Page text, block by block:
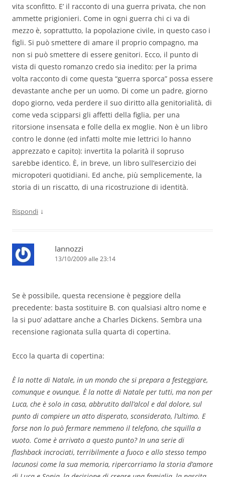
vita sconfitto. E’ il racconto di una guerra privata, che non
ammette prigionieri. Come in ogni guerra chi ci va di
mezzo è, soprattutto, la popolazione civile, in questo caso i
figli. Si può smettere di amare il proprio compagno, ma
non si può smettere di essere genitori. Ecco, il punto di
vista di questo romanzo credo sia inedito: per la prima
volta racconto di come questa “guerra sporca” possa essere
devastante anche per un uomo. Di come un padre, giorno
dopo giorno, veda perdere il suo diritto alla genitorialità, di
come veda scipparsi gli affetti della figlia, per una
ritorsione insensata e folle della ex moglie. Non è un libro
contro le donne (ed infatti molte mie lettrici lo hanno
apprezzato e capito): invertita la polarità il sopruso
sarebbe identico. È, in breve, un libro sull’esercizio dei
micropoteri quotidiani. Ed anche, più semplicemente, la
storia di un riscatto, di una ricostruzione di identità.
Rispondi ↓
Iannozzi
13/10/2009 alle 23:14
Se è possibile, questa recensione è peggiore della
precedente: basta sostituire B. con qualsiasi altro nome e
la si puo’ adattare anche a Charles Dickens. Sembra una
recensione ragionata sulla quarta di copertina.
Ecco la quarta di copertina:
È la notte di Natale, in un mondo che si prepara a festeggiare,
comunque e ovunque. È la notte di Natale per tutti, ma non per
Luca, che è solo in casa, abbrutito dall’alcol e dal dolore, sul
punto di compiere un atto disperato, sconsiderato, l’ultimo. E
forse non lo può fermare nemmeno il telefono, che squilla a
vuoto. Come è arrivato a questo punto? In una serie di
flashback incrociati, terribilmente a fuoco e allo stesso tempo
lacunosi come la sua memoria, ripercorriamo la storia d’amore